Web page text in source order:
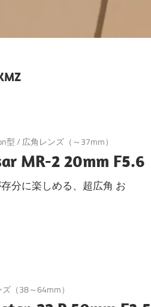
型/ 広角レンズ（～37mm）
MR-2 20mm F5.6
分に楽しめる、超広角 お
（38～64mm）